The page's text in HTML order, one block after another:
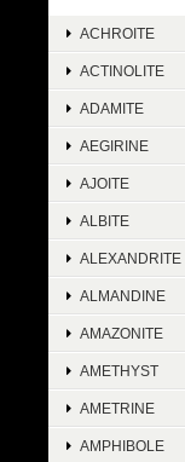
ACHROITE
ACTINOLITE
ADAMITE
AEGIRINE
AJOITE
ALBITE
ALEXANDRITE
ALMANDINE
AMAZONITE
AMETHYST
AMETRINE
AMPHIBOLE